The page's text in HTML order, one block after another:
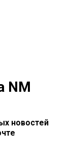
NM
новостей